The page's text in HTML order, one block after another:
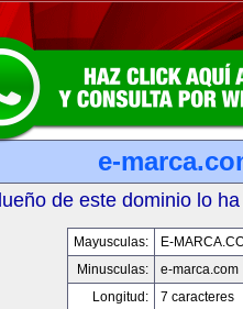
e-
de este dominio lo
Mayusculas:
E-
Minusculas:
e-marca.com
Longitud:
7 caracteres